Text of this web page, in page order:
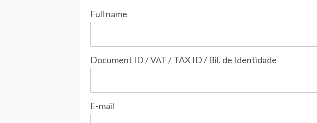
Full name
Document ID / VAT / TAX ID / Bil. de Identidade
E-mail